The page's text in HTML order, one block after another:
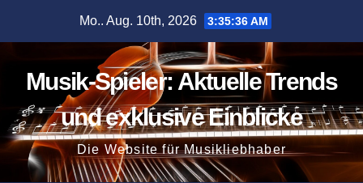
Mo.. Aug. 10th, 2026 3:35:37 AM
Musik-Spieler: Aktuelle Trends
und exklusive Einblicke
Die Website für Musikliebhaber